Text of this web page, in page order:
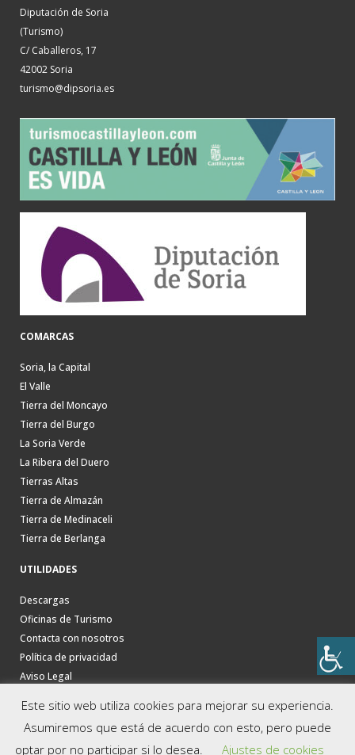
Diputación de Soria
(Turismo)
C/ Caballeros, 17
42002 Soria
turismo@dipsoria.es
COMARCAS
Soria, la Capital
El Valle
Tierra del Moncayo
Tierra del Burgo
La Soria Verde
La Ribera del Duero
Tierras Altas
Tierra de Almazán
Tierra de Medinaceli
Tierra de Berlanga
UTILIDADES
Descargas
Oficinas de Turismo
Contacta con nosotros
Política de privacidad
Aviso Legal
Este sitio web utiliza cookies para mejorar su experiencia.
Asumiremos que está de acuerdo con esto, pero puede
optar por no participar si lo desea.
Ajustes de cookies